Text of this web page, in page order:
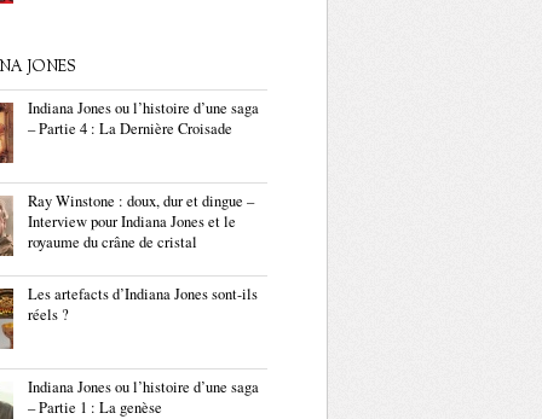
JONES
Indiana Jones ou l’histoire d’une saga
– Partie 4 : La Dernière Croisade
Ray Winstone : doux, dur et dingue –
Interview pour Indiana Jones et le
royaume du crâne de cristal
Les artefacts d’Indiana Jones sont-ils
réels ?
Indiana Jones ou l’histoire d’une saga
– Partie 1 : La genèse